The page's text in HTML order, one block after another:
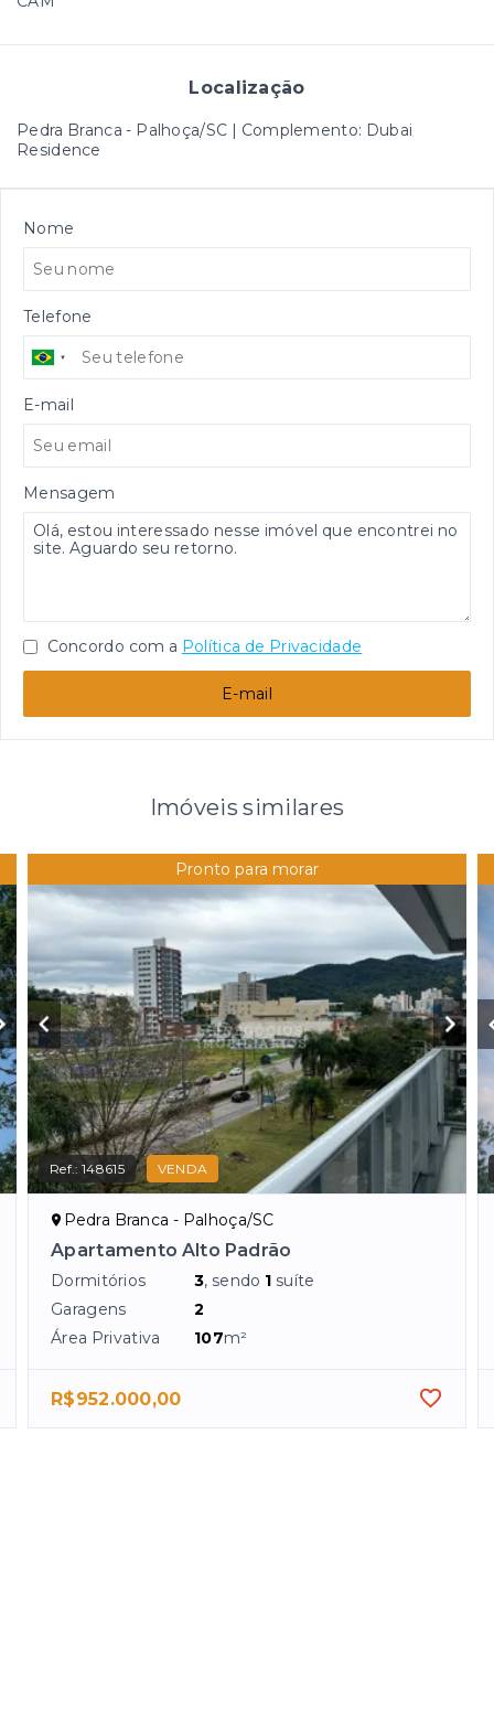
Localização
Pedra Branca - Palhoça/SC | Complemento: Dubai
Residence
Nome
Telefone
E-mail
Mensagem
Concordo com a Política de Privacidade
E-mail
Imóveis similares
Pronto para morar
Ref.:148615 VENDA
Pedra Branca - Palhoça/SC
Apartamento Alto Padrão
Dormitórios 3, sendo 1 suíte
Garagens
2
Área Privativa
107m²
R$952.000,00